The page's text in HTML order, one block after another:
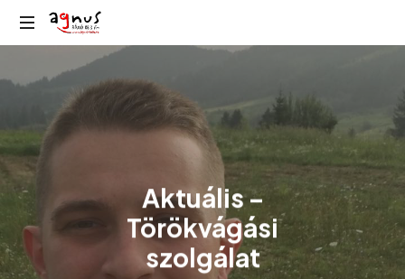
Agnus
Rádió
Kolozsvár
közösségi
rádiója
Aktuális –
Törökvágási
szolgálat